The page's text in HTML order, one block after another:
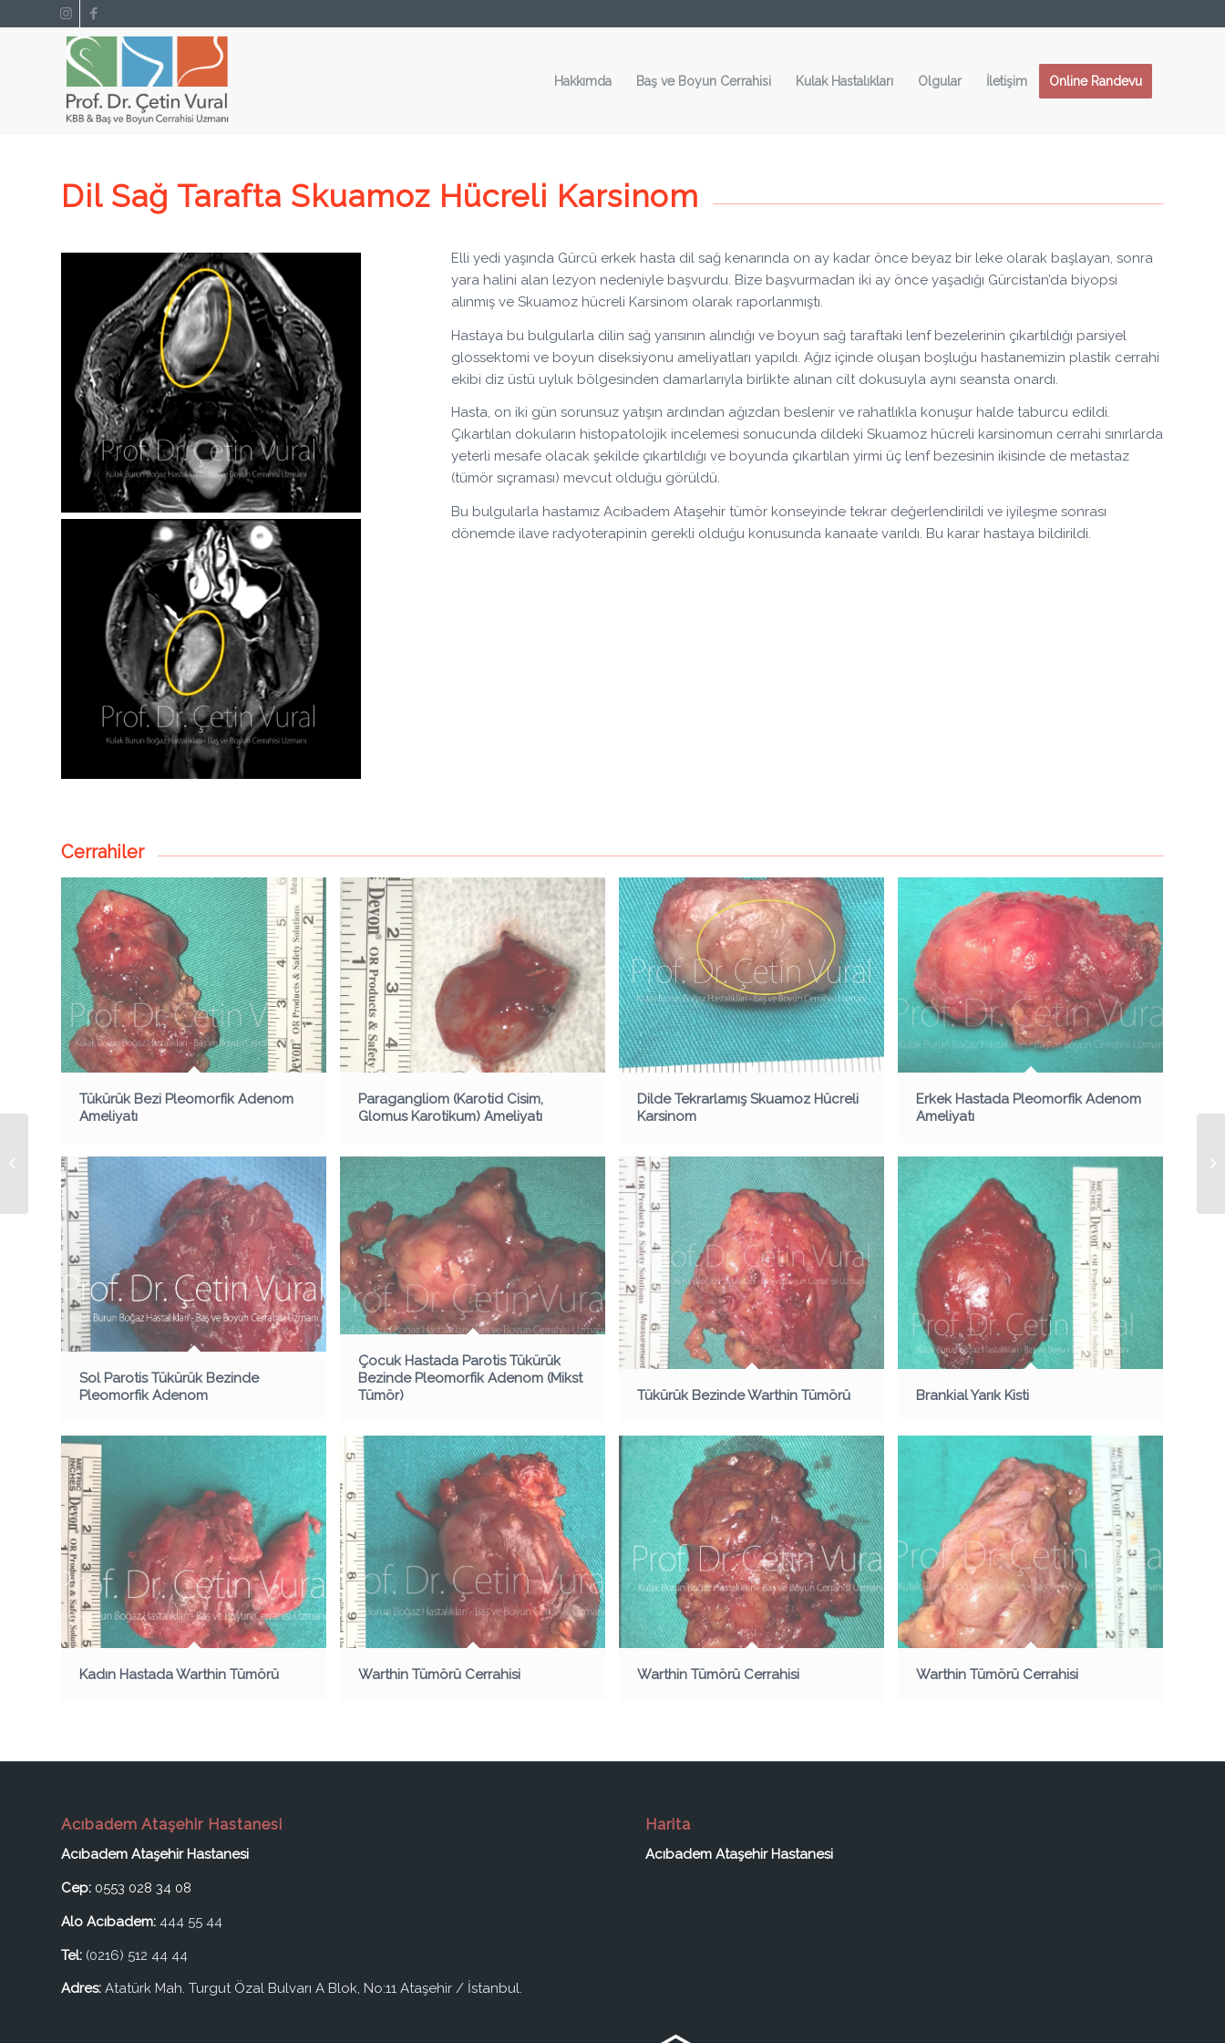
Hakkımda Baş ve Boyun Cerrahisi Kulak Hastalıkları Olgular İletişim Online Randevu
Dil Sağ Tarafta Skuamoz Hücreli Karsinom
Elli yedi yaşında Gürcü erkek hasta dil sağ kenarında on ay kadar önce beyaz bir leke olarak başlayan, sonra
yara halini alan lezyon nedeniyle başvurdu. Bize başvurmadan iki ay önce yaşadığı Gürcistan’da biyopsi
alınmış ve Skuamoz hücreli Karsinom olarak raporlanmıştı.
Hastaya bu bulgularla dilin sağ yarısının alındığı ve boyun sağ taraftaki lenf bezelerinin çıkartıldığı parsiyel
glossektomi ve boyun diseksiyonu ameliyatları yapıldı. Ağız içinde oluşan boşluğu hastanemizin plastik cerrahi
ekibi diz üstü uyluk bölgesinden damarlarıyla birlikte alınan cilt dokusuyla aynı seansta onardı.
Hasta, on iki gün sorunsuz yatışın ardından ağızdan beslenir ve rahatlıkla konuşur halde taburcu edildi.
Çıkartılan dokuların histopatolojik incelemesi sonucunda dildeki Skuamoz hücreli karsinomun cerrahi sınırlarda
yeterli mesafe olacak şekilde çıkartıldığı ve boyunda çıkartılan yirmi üç lenf bezesinin ikisinde de metastaz
(tümör sıçraması) mevcut olduğu görüldü.
Bu bulgularla hastamız Acıbadem Ataşehir tümör konseyinde tekrar değerlendirildi ve iyileşme sonrası
dönemde ilave radyoterapinin gerekli olduğu konusunda kanaate varıldı. Bu karar hastaya bildirildi.
Cerrahiler
Tükürük Bezi Pleomorfik Adenom
Ameliyatı
Paragangliom (Karotid Cisim,
Glomus Karotikum) Ameliyatı
Dilde Tekrarlamış Skuamoz Hücreli
Karsinom
Erkek Hastada Pleomorfik Adenom
Ameliyatı
Sol Parotis Tükürük Bezinde
Pleomorfik Adenom
Çocuk Hastada Parotis Tükürük
Bezinde Pleomorfik Adenom (Mikst
Tümör)
Tükürük Bezinde Warthin Tümörü Brankial Yarık Kisti
Kadın Hastada Warthin Tümörü Warthin Tümörü Cerrahisi Warthin Tümörü Cerrahisi Warthin Tümörü Cerrahisi
Acıbadem Ataşehir Hastanesi
Acıbadem Ataşehir Hastanesi
Cep: 0553 028 34 08
Alo Acıbadem: 444 55 44
Tel: (0216) 512 44 44
Adres: Atatürk Mah. Turgut Özal Bulvarı A Blok, No:11 Ataşehir / İstanbul.
Harita
Acıbadem Ataşehir Hastanesi
Tiroid Bezinde Papiller
Kanser